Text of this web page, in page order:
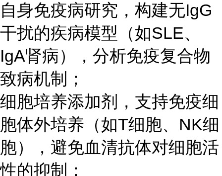
自身免疫病研究，构建无IgG
干扰的疾病模型（如SLE、
IgA肾病），分析免疫复合物
致病机制；
细胞培养添加剂，支持免疫细
胞体外培养（如T细胞、NK细
胞），避免血清抗体对细胞活
性的抑制；